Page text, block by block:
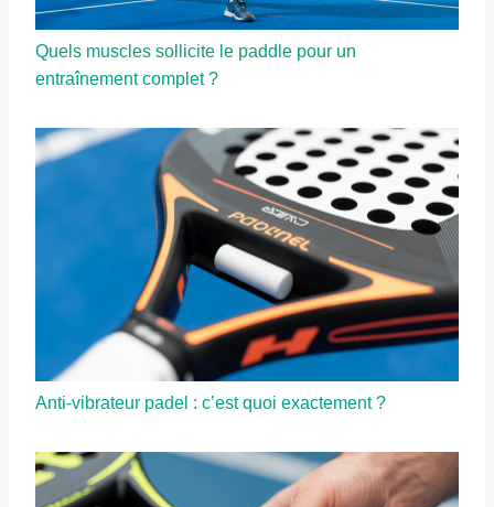
Quels muscles sollicite le paddle pour un
entraînement complet ?
Anti-vibrateur padel : c’est quoi exactement ?